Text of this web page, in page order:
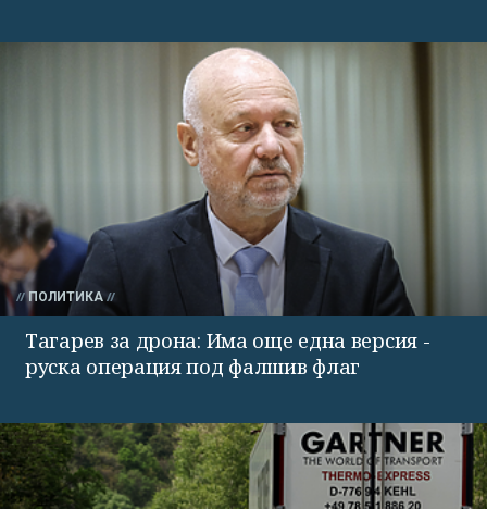
ПОЛИТИКА
Тагарев за дрона: Има още една версия -
руска операция под фалшив флаг